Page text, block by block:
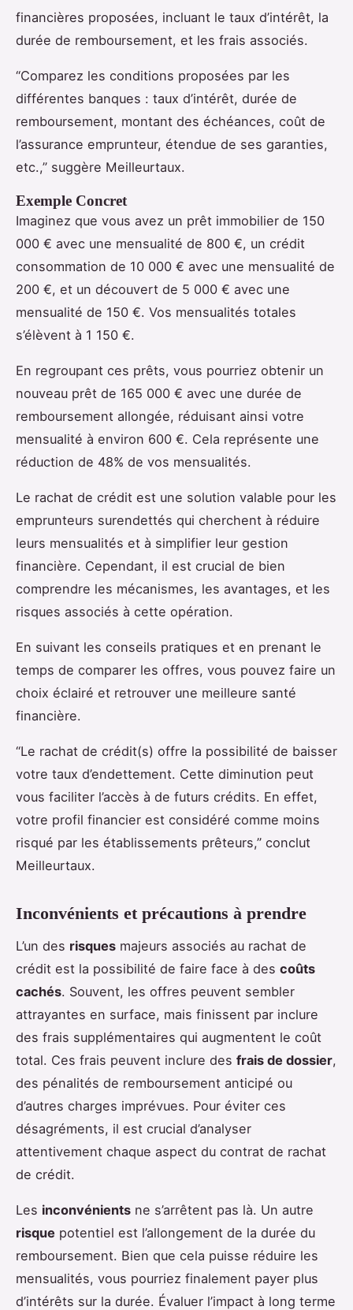
financières proposées, incluant le taux d’intérêt, la
durée de remboursement, et les frais associés.
“Comparez les conditions proposées par les
différentes banques : taux d’intérêt, durée de
remboursement, montant des échéances, coût de
l’assurance emprunteur, étendue de ses garanties,
etc.,” suggère Meilleurtaux.
Exemple Concret
Imaginez que vous avez un prêt immobilier de 150
000 € avec une mensualité de 800 €, un crédit
consommation de 10 000 € avec une mensualité de
200 €, et un découvert de 5 000 € avec une
mensualité de 150 €. Vos mensualités totales
s’élèvent à 1 150 €.
En regroupant ces prêts, vous pourriez obtenir un
nouveau prêt de 165 000 € avec une durée de
remboursement allongée, réduisant ainsi votre
mensualité à environ 600 €. Cela représente une
réduction de 48% de vos mensualités.
Le rachat de crédit est une solution valable pour les
emprunteurs surendettés qui cherchent à réduire
leurs mensualités et à simplifier leur gestion
financière. Cependant, il est crucial de bien
comprendre les mécanismes, les avantages, et les
risques associés à cette opération.
En suivant les conseils pratiques et en prenant le
temps de comparer les offres, vous pouvez faire un
choix éclairé et retrouver une meilleure santé
financière.
“Le rachat de crédit(s) offre la possibilité de baisser
votre taux d’endettement. Cette diminution peut
vous faciliter l’accès à de futurs crédits. En effet,
votre profil financier est considéré comme moins
risqué par les établissements prêteurs,” conclut
Meilleurtaux.
Inconvénients et précautions à prendre
L’un des risques majeurs associés au rachat de
crédit est la possibilité de faire face à des coûts
cachés. Souvent, les offres peuvent sembler
attrayantes en surface, mais finissent par inclure
des frais supplémentaires qui augmentent le coût
total. Ces frais peuvent inclure des frais de dossier,
des pénalités de remboursement anticipé ou
d’autres charges imprévues. Pour éviter ces
désagréments, il est crucial d’analyser
attentivement chaque aspect du contrat de rachat
de crédit.
Les inconvénients ne s’arrêtent pas là. Un autre
risque potentiel est l’allongement de la durée du
remboursement. Bien que cela puisse réduire les
mensualités, vous pourriez finalement payer plus
d’intérêts sur la durée. Évaluer l’impact à long terme